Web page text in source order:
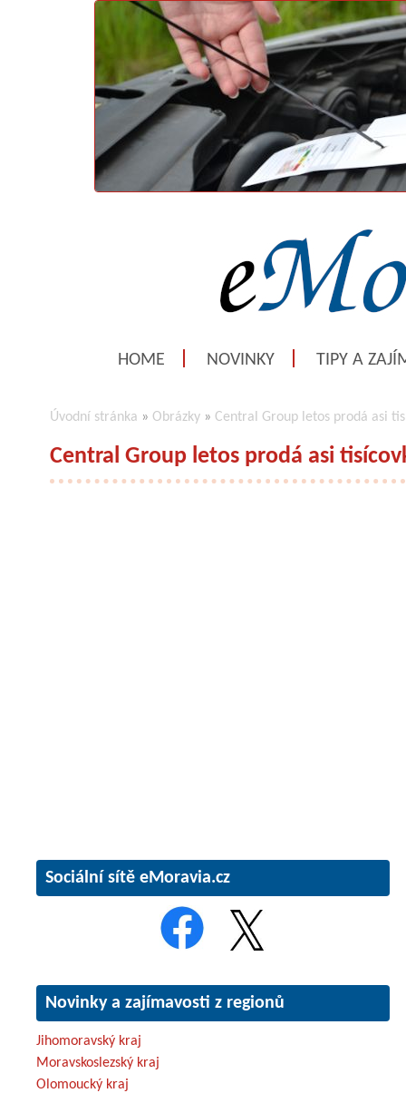
HOME NOVINKY TIPY A
Úvodní stránka » Obrázky » Central Group letos prodá asi
Central Group letos prodá asi
Sociální sítě eMoravia.cz
Novinky a zajímavosti z regionů
Jihomoravský kraj
Moravskoslezský kraj
Olomoucký kraj